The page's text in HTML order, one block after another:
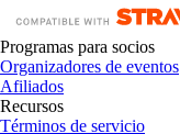
Programas para socios
Organizadores de eventos
Afiliados
Recursos
Términos de servicio